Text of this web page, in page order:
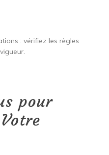
: vérifiez les règles
pour